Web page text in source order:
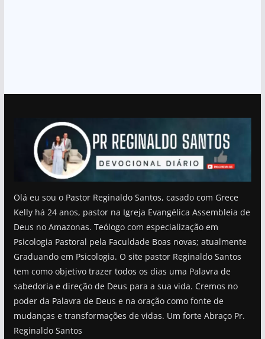
Olá eu sou o Pastor Reginaldo Santos, casado com Grece
Kelly há 24 anos, pastor na Igreja Evangélica Assembleia de
Deus no Amazonas. Teólogo com especialização em
Psicologia Pastoral pela Faculdade Boas novas; atualmente
Graduando em Psicologia. O site pastor Reginaldo Santos
tem como objetivo trazer todos os dias uma Palavra de
sabedoria e direção de Deus para a sua vida. Cremos no
poder da Palavra de Deus e na oração como fonte de
mudanças e transformações de vidas. Um forte Abraço Pr.
Reginaldo Santos